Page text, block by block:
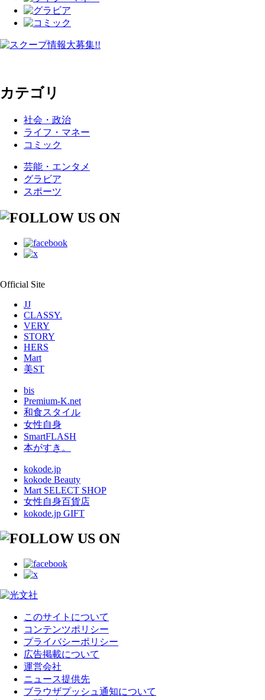
カテゴリ
社会・政治
ライフ・マネー
コミック
芸能・エンタメ
グラビア
スポーツ
Official Site
JJ
CLASSY.
VERY
STORY
HERS
Mart
美ST
bis
Premium-K.net
和食スタイル
女性自身
SmartFLASH
本がすき。
kokode.jp
kokode Beauty
Mart SELECT SHOP
女性自身百貨店
kokode.jp GIFT
このサイトについて
コンテンツポリシー
プライバシーポリシー
広告掲載について
運営会社
ニュース提供先
ブラウザプッシュ通知について